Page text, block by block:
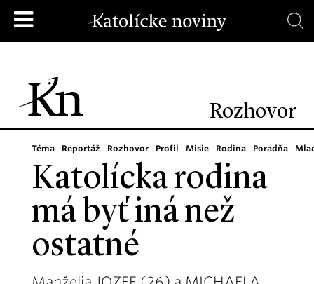
Rozhovor
Téma Reportáž Rozhovor Profil Misie Rodina Poradňa
Katolícka rodina
má byť iná než
ostatné